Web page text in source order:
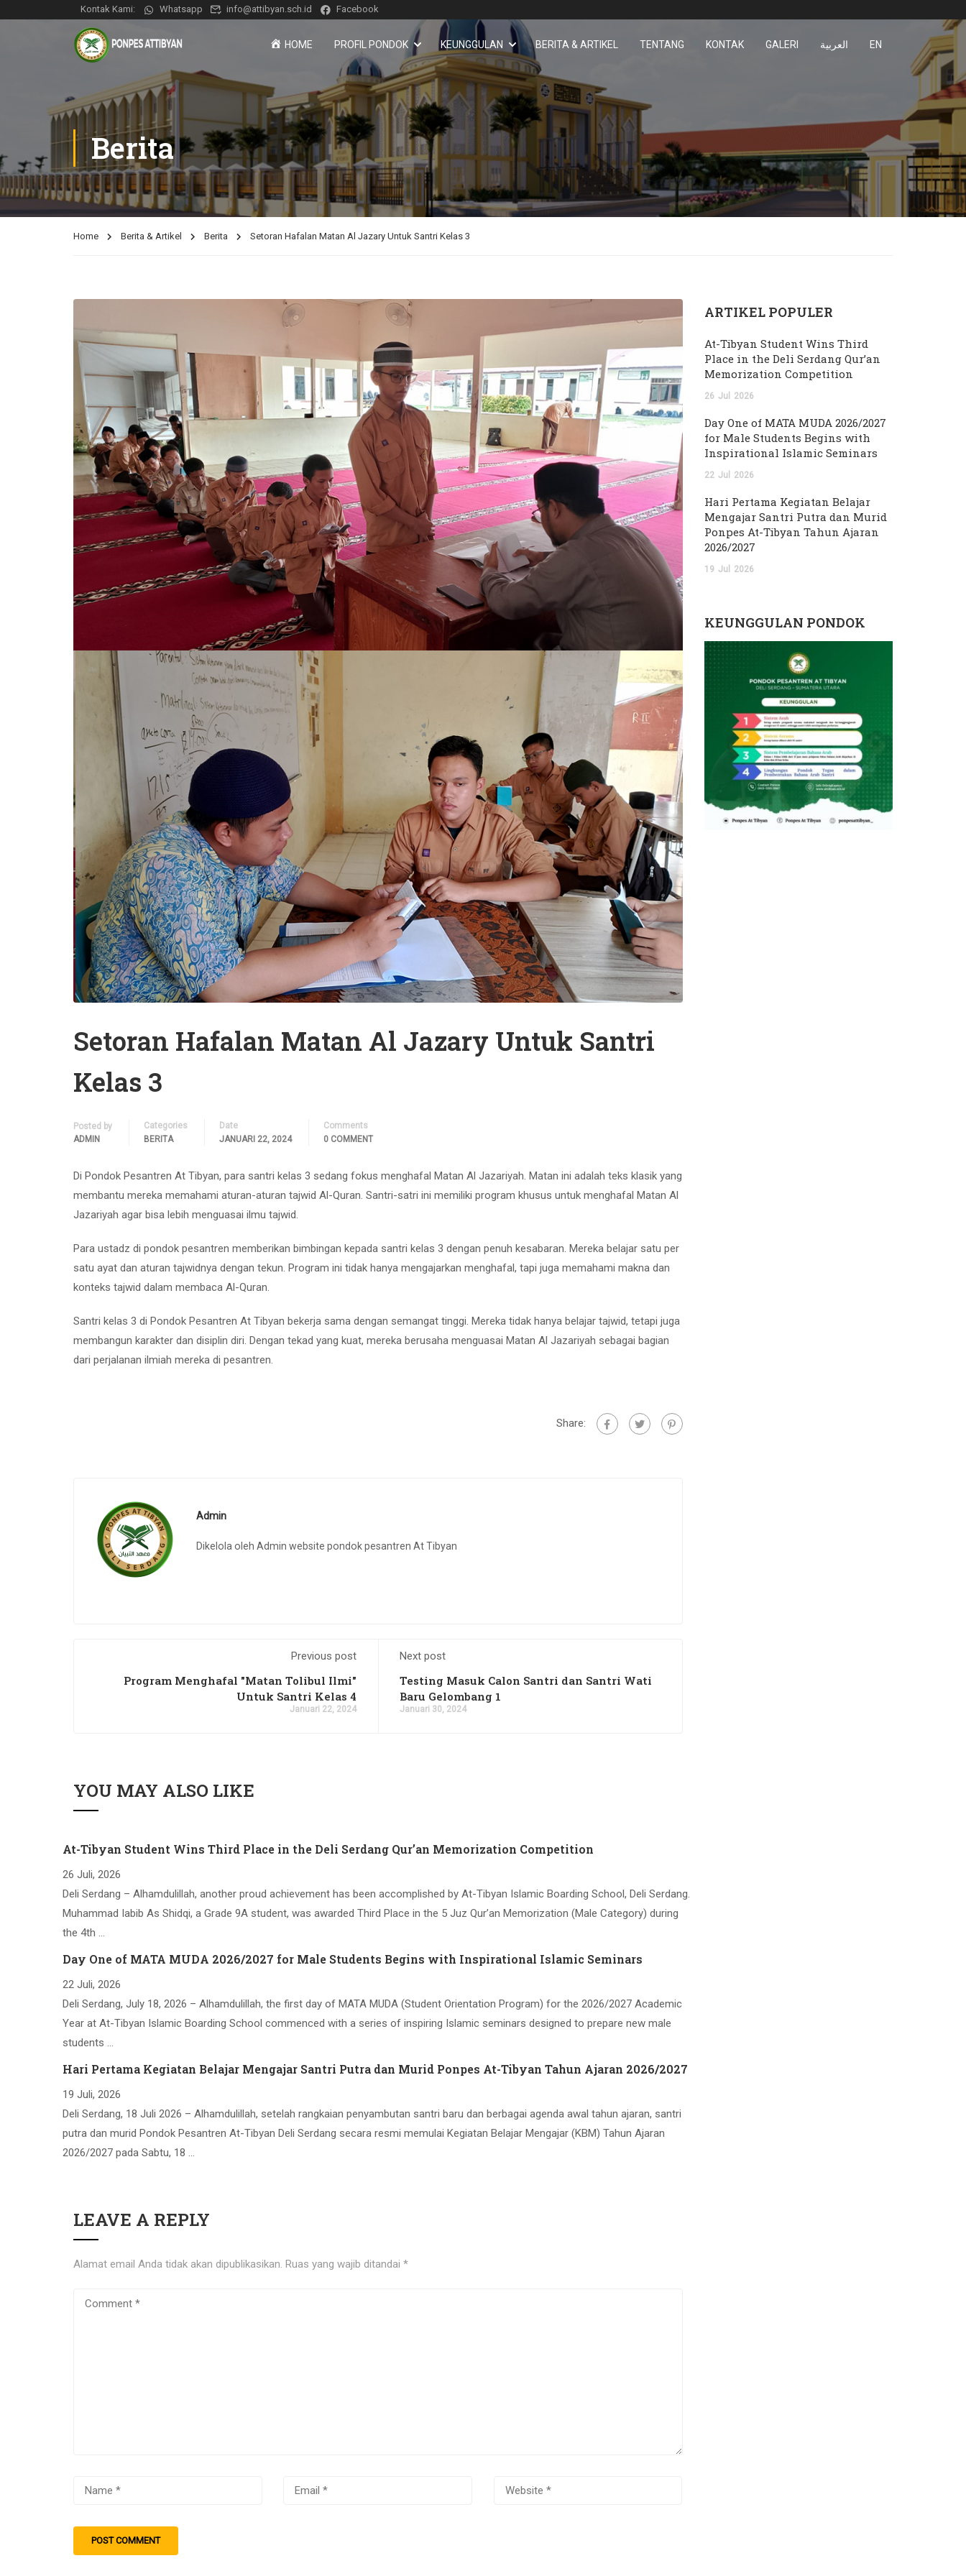
Kontak Kami: Whatsapp info@attibyan.sch.id Facebook
HOME PROFIL PONDOK KEUNGGULAN BERITA & ARTIKEL TENTANG KONTAK GALERI العربية EN
Berita
Home Berita & Artikel Berita Setoran Hafalan Matan Al Jazary Untuk Santri Kelas 3
Setoran Hafalan Matan Al Jazary Untuk Santri
Kelas 3
Posted by
ADMIN
Categories
BERITA
Date
JANUARI 22, 2024
Comments
0 COMMENT
Di Pondok Pesantren At Tibyan, para santri kelas 3 sedang fokus menghafal Matan Al Jazariyah. Matan ini adalah teks klasik yang
membantu mereka memahami aturan-aturan tajwid Al-Quran. Santri-satri ini memiliki program khusus untuk menghafal Matan Al
Jazariyah agar bisa lebih menguasai ilmu tajwid.
Para ustadz di pondok pesantren memberikan bimbingan kepada santri kelas 3 dengan penuh kesabaran. Mereka belajar satu per
satu ayat dan aturan tajwidnya dengan tekun. Program ini tidak hanya mengajarkan menghafal, tapi juga memahami makna dan
konteks tajwid dalam membaca Al-Quran.
Santri kelas 3 di Pondok Pesantren At Tibyan bekerja sama dengan semangat tinggi. Mereka tidak hanya belajar tajwid, tetapi juga
membangun karakter dan disiplin diri. Dengan tekad yang kuat, mereka berusaha menguasai Matan Al Jazariyah sebagai bagian
dari perjalanan ilmiah mereka di pesantren.
Share:
Admin
Dikelola oleh Admin website pondok pesantren At Tibyan
Previous post
Program Menghafal "Matan Tolibul Ilmi"
Untuk Santri Kelas 4
Januari 22, 2024
Next post
Testing Masuk Calon Santri dan Santri Wati
Baru Gelombang 1
Januari 30, 2024
YOU MAY ALSO LIKE
At-Tibyan Student Wins Third Place in the Deli Serdang Qur’an Memorization Competition
26 Juli, 2026
Deli Serdang – Alhamdulillah, another proud achievement has been accomplished by At-Tibyan Islamic Boarding School, Deli Serdang.
Muhammad Iabib As Shidqi, a Grade 9A student, was awarded Third Place in the 5 Juz Qur’an Memorization (Male Category) during
the 4th …
Day One of MATA MUDA 2026/2027 for Male Students Begins with Inspirational Islamic Seminars
22 Juli, 2026
Deli Serdang, July 18, 2026 – Alhamdulillah, the first day of MATA MUDA (Student Orientation Program) for the 2026/2027 Academic
Year at At-Tibyan Islamic Boarding School commenced with a series of inspiring Islamic seminars designed to prepare new male
students …
Hari Pertama Kegiatan Belajar Mengajar Santri Putra dan Murid Ponpes At-Tibyan Tahun Ajaran 2026/2027
19 Juli, 2026
Deli Serdang, 18 Juli 2026 – Alhamdulillah, setelah rangkaian penyambutan santri baru dan berbagai agenda awal tahun ajaran, santri
putra dan murid Pondok Pesantren At-Tibyan Deli Serdang secara resmi memulai Kegiatan Belajar Mengajar (KBM) Tahun Ajaran
2026/2027 pada Sabtu, 18 …
LEAVE A REPLY
Alamat email Anda tidak akan dipublikasikan. Ruas yang wajib ditandai *
ARTIKEL POPULER
At-Tibyan Student Wins Third
Place in the Deli Serdang Qur’an
Memorization Competition
26 Jul 2026
Day One of MATA MUDA 2026/2027
for Male Students Begins with
Inspirational Islamic Seminars
22 Jul 2026
Hari Pertama Kegiatan Belajar
Mengajar Santri Putra dan Murid
Ponpes At-Tibyan Tahun Ajaran
2026/2027
19 Jul 2026
KEUNGGULAN PONDOK